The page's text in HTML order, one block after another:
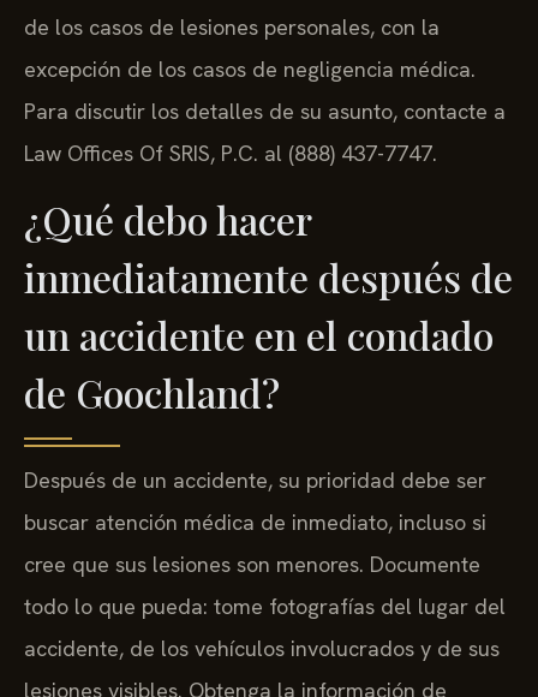
de los casos de lesiones personales, con la
excepción de los casos de negligencia médica.
Para discutir los detalles de su asunto, contacte a
Law Offices Of SRIS, P.C. al (888) 437-7747.
¿Qué debo hacer
inmediatamente después de
un accidente en el condado
de Goochland?
Después de un accidente, su prioridad debe ser
buscar atención médica de inmediato, incluso si
cree que sus lesiones son menores. Documente
todo lo que pueda: tome fotografías del lugar del
accidente, de los vehículos involucrados y de sus
lesiones visibles. Obtenga la información de